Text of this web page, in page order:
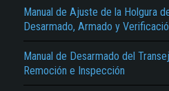
Manual de Ajuste de la Holgura
Desarmado, Armado y
Manual de Desarmado del
Remoción e Inspección